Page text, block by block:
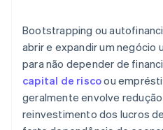
Use networking e
Equilibre crescimento com
Prepare-se para futuras
Compra de ações de
espécie
Envio automático da
Documentos legais
internacional
Bootstrapping ou
abrir e expandir um negócio
para não depender de
capital de riscoou
geralmente envolve
reinvestimento dos lucros